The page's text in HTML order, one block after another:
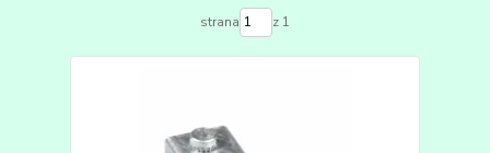
strana z 1